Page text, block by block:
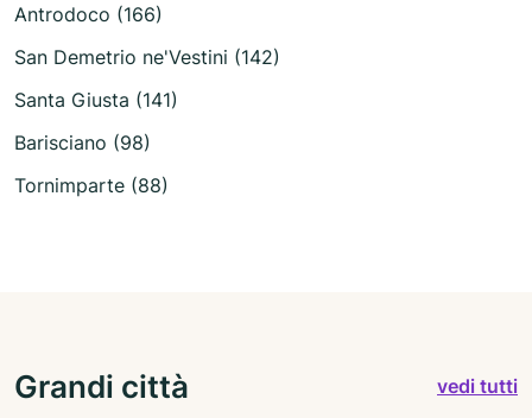
Antrodoco (166)
San Demetrio ne'Vestini (142)
Santa Giusta (141)
Barisciano (98)
Tornimparte (88)
Grandi città vedi tutti